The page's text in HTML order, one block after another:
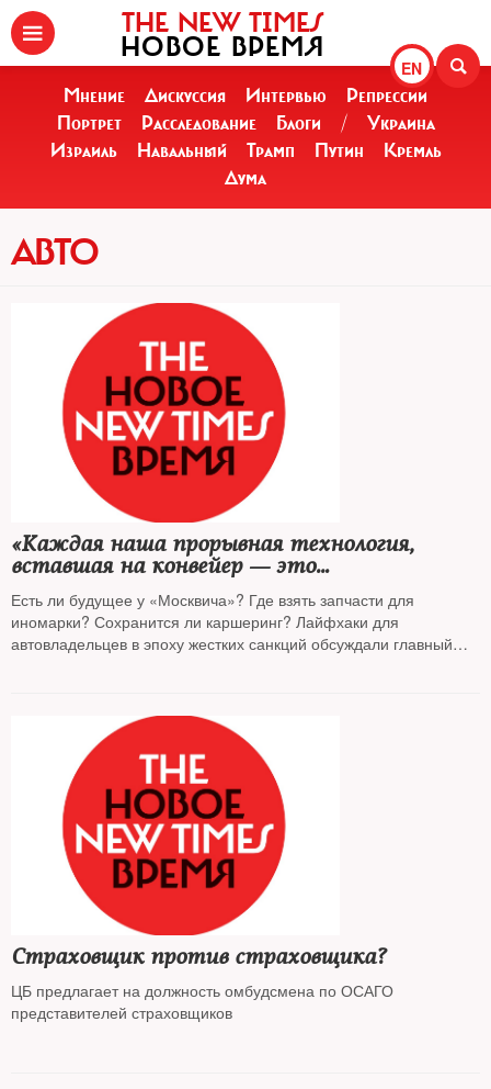
EN
THE NEW TIMES
НОВОЕ ВРЕМЯ
Мнение Дискуссия Интервью
Репрессии
Портрет
Расследование Блоги /
Украина
Израиль
Навальный Трамп Путин
Кремль
Дума
АВТО
«Каждая наша прорывная технология,
вставшая на конвейер — это
позавчерашний день»
Есть ли будущее у «Москвича»? Где взять запчасти для
иномарки? Сохранится ли каршеринг? Лайфхаки для
автовладельцев в эпоху жестких санкций обсуждали главный
Страховщик против страховщика?
ЦБ предлагает на должность омбудсмена по ОСАГО
представителей страховщиков